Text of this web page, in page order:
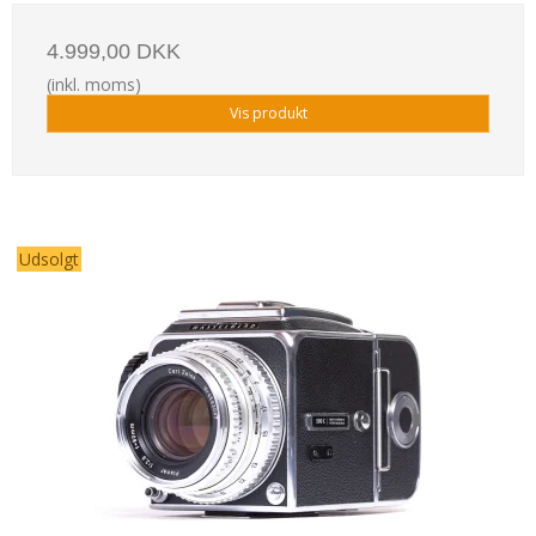
4.999,00 DKK
(inkl. moms)
Vis produkt
Udsolgt